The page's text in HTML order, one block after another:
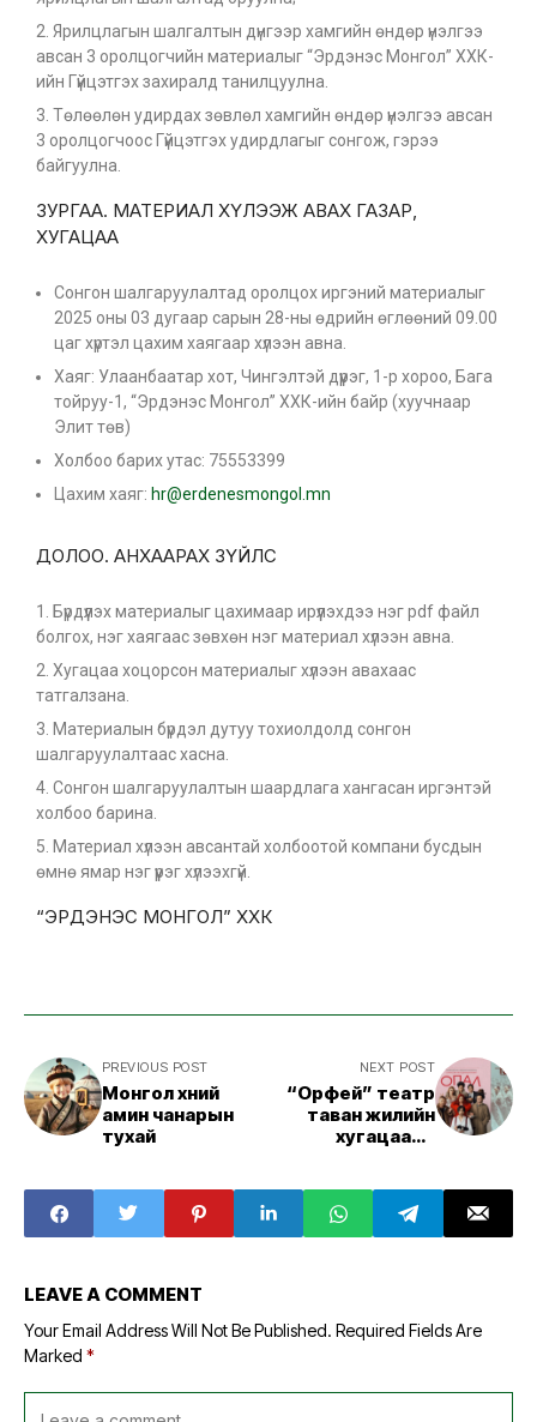
Ярилцлагын шалгалтын дүнгээр хамгийн өндөр үнэлгээ
авсан 3 оролцогчийн материалыг “Эрдэнэс Монгол” ХХК-
ийн Гүйцэтгэх захиралд танилцуулна.
Төлөөлөн удирдах зөвлөл хамгийн өндөр үнэлгээ авсан
3 оролцогчоос Гүйцэтгэх удирдлагыг сонгож, гэрээ
байгуулна.
ЗУРГАА. МАТЕРИАЛ ХҮЛЭЭЖ АВАХ ГАЗАР,
ХУГАЦАА
Сонгон шалгаруулалтад оролцох иргэний материалыг
2025 оны 03 дугаар сарын 28-ны өдрийн өглөөний 09.00
цаг хүртэл цахим хаягаар хүлээн авна.
Хаяг: Улаанбаатар хот, Чингэлтэй дүүрэг, 1-р хороо, Бага
тойруу-1, “Эрдэнэс Монгол” ХХК-ийн байр (хуучнаар
Элит төв)
Холбоо барих утас: 75553399
Цахим хаяг: hr@erdenesmongol.mn
ДОЛОО. АНХААРАХ ЗҮЙЛС
Бүрдүүлэх материалыг цахимаар ирүүлэхдээ нэг pdf файл
болгох, нэг хаягаас зөвхөн нэг материал хүлээн авна.
Хугацаа хоцорсон материалыг хүлээн авахаас
татгалзана.
Материалын бүрдэл дутуу тохиолдолд сонгон
шалгаруулалтаас хасна.
Сонгон шалгаруулалтын шаардлага хангасан иргэнтэй
холбоо барина.
Материал хүлээн авсантай холбоотой компани бусдын
өмнө ямар нэг үүрэг хүлээхгүй.
“ЭРДЭНЭС МОНГОЛ” ХХК
PREVIOUS POST
Монгол хүний
амин чанарын
тухай
NEXT POST
“Орфей” театр
таван жилийн
хугацаанд
толилуулна
LEAVE A COMMENT
Your Email Address Will Not Be Published. Required Fields Are
Marked *